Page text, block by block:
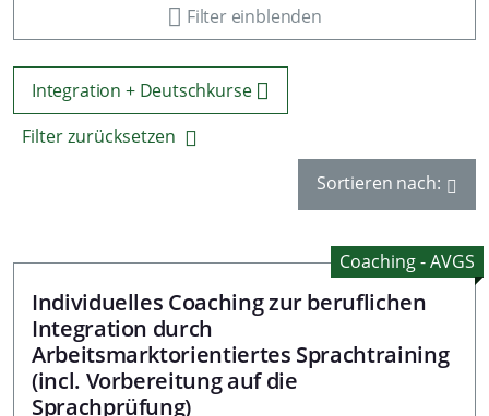
Filter einblenden
Integration + Deutschkurse
Filter zurücksetzen
Sortieren nach:
Individuelles Coaching zur beruflichen
Integration durch
Arbeitsmarktorientiertes Sprachtraining
(incl. Vorbereitung auf die
Sprachprüfung)
Coaching - AVGS